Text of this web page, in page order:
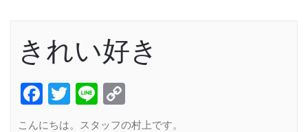
きれい好き
Facebook
Twitter
Line
Link
こんにちは。スタッフの村上です。